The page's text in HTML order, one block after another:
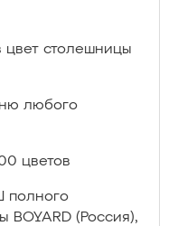
столешницы
любого
цветов
полного
BOYARD (Россия),